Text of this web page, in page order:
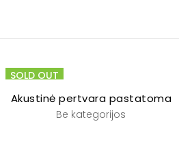
SOLD OUT
Akustinė pertvara pastatoma
Be kategorijos